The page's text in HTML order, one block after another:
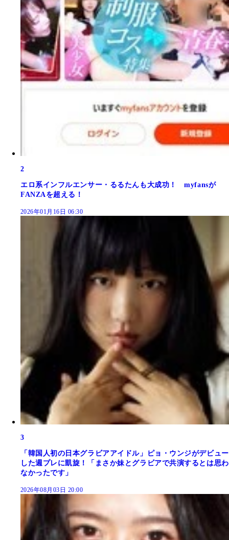
2
エロ系インフルエンサー・るるたんも大成功！ myfansが
FANZAを超える！
2026年01月16日 06:30
3
「韓国人初の日本グラビアアイドル」ピョ・ウンジがデビュー
した週プレに凱旋！「まさか妹とグラビアで共演するとは思わ
なかったです」
2026年08月03日 20:00